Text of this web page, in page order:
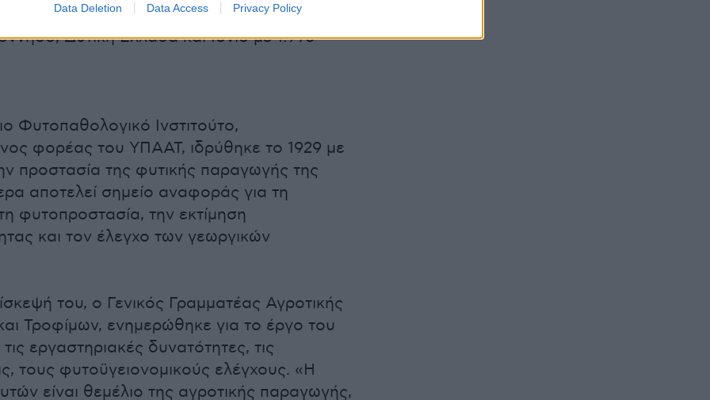
Data Deletion Data Access Privacy Policy
και Στερεά Ελλάδα με 2.067 ελέγχους και
Δυτική Ελλάδα και Ιόνιο με 1.996
Φυτοπαθολογικό Ινστιτούτο,
φορέας του ΥΠΑΑΤ, ιδρύθηκε το 1929 με
προστασία της φυτικής παραγωγής της
αποτελεί σημείο αναφοράς για τη
φυτοπροστασία, την εκτίμηση
και τον έλεγχο των γεωργικών
του, ο Γενικός Γραμματέας Αγροτικής
Τροφίμων, ενημερώθηκε για το έργο του
τις εργαστηριακές δυνατότητες, τις
τους φυτοϋγειονομικούς ελέγχους. «Η
είναι θεμέλιο της αγροτικής παραγωγής,